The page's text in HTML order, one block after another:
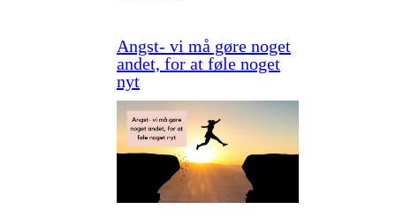
Angst- vi må gøre noget
andet, for at føle noget
nyt